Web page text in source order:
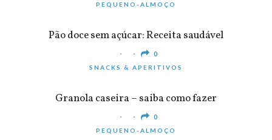
PEQUENO-ALMOÇO
Pão doce sem açúcar: Receita saudável
0
SNACKS & APERITIVOS
Granola caseira – saiba como fazer
0
PEQUENO-ALMOÇO